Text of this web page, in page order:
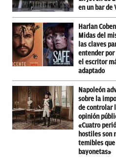
en un bar de
Harlan
Midas del
las claves
entender por
el escritor
adaptado
Napoleón
sobre la
de controlar
opinión
«Cuatro
hostiles son
temibles que
bayonetas»